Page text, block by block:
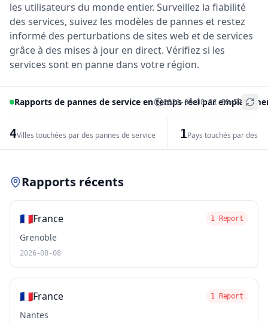
les utilisateurs du monde entier. Surveillez la fiabilité
des services, suivez les modèles de pannes et restez
informé des perturbations de sites web et de services
grâce à des mises à jour en direct. Vérifiez si les
services sont en panne dans votre région.
Rapports de pannes de service en temps réel par
2026-08-08 11:56:57
4Villes touchées par des pannes de service 1Pays touchés par des
+
Rapports récents
🇫🇷France 1 Report
Grenoble
2026-08-08
🇫🇷France 1 Report
Nantes